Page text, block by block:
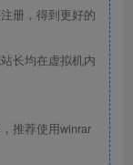
册，得到更好的
长均在虚拟机内
推荐使用winrar